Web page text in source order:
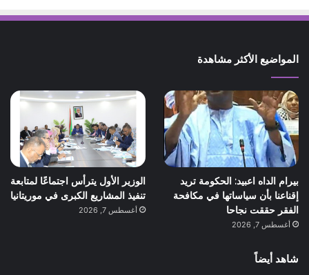
المواضيع الأكثر مشاهدة
بيرام الداه اعبيد: الحكومة تريد
إقناعنا بأن سياساتها في مكافحة
الفقر حققت نجاحا
أغسطس 7, 2026
الوزير الأول يترأس اجتماعًا لمتابعة
تنفيذ المشاريع الكبرى في موريتانيا
أغسطس 7, 2026
شاهد أيضاً